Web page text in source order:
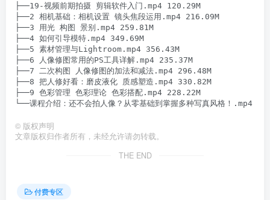
├──19-视频前期拍摄 剪辑软件入门.mp4 120.29M
├──2 相机基础：相机设置 镜头焦段运用.mp4 216.09M
├──3 用光 构图 景别.mp4 259.81M
├──4 如何引导模特.mp4 349.69M
├──5 素材管理与Lightroom.mp4 356.43M
├──6 人像修图常用的PS工具详解.mp4 235.37M
├──7 二次构图 人像修图的加法和减法.mp4 296.48M
├──8 把人修好看：磨皮液化 质感塑造.mp4 330.82M
├──9 色彩管理 色彩理论 色彩搭配.mp4 228.22M
© 版权声明
文章版权归作者所有，未经允许请勿转载。
THE END
付费专区